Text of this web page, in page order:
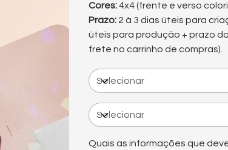
Cores:4x4 (frente e verso
Prazo: 2 à 3 dias úteis para
úteis para produção + prazo
frete no carrinho de compras).
Quais as informações que